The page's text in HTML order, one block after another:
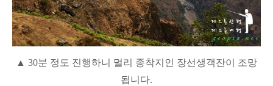
▲ 30분 정도 진행하니 멀리 종착지인 장선생객잔이 조망
됩니다.